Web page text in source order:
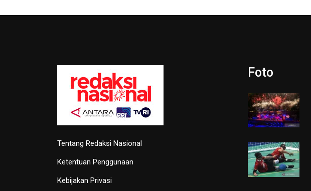
Tentang Redaksi Nasional
Ketentuan Penggunaan
Kebijakan Privasi
Foto